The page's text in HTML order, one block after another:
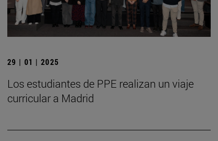
29 | 01 | 2025
Los estudiantes de PPE realizan un viaje
curricular a Madrid